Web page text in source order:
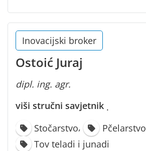
Inovacijski broker
Ostoić Juraj
dipl. ing. agr.
viši stručni savjetnik ·
Stočarstvo, Pčelarstvo
Tov teladi i junadi